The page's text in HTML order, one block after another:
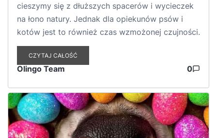
cieszymy się z dłuższych spacerów i wycieczek
na łono natury. Jednak dla opiekunów psów i
kotów jest to również czas wzmożonej czujności.
Kleszcze, komary i inne pasożyty tylko czyhają
na okazję, by zaatakować naszego pupila. Jak
zadbać o bezpieczeństwo swojego zwierzaka w
CZYTAJ CAŁOŚĆ
Olingo Team 0